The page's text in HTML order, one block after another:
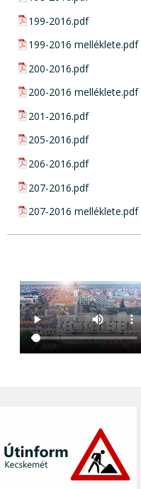
pdf csatolmány:
199-2016.pdf
pdf csatolmány:
199-2016 melléklete.pdf
pdf csatolmány:
200-2016.pdf
pdf csatolmány:
200-2016 melléklete.pdf
pdf csatolmány:
201-2016.pdf
pdf csatolmány:
205-2016.pdf
pdf csatolmány:
206-2016.pdf
pdf csatolmány:
207-2016.pdf
pdf csatolmány:
207-2016 melléklete.pdf